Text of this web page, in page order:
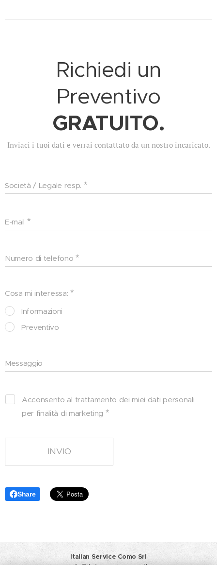
Richiedi un
Preventivo
GRATUITO.
Inviaci i tuoi dati e verrai contattato da un nostro incaricato.
Società / Legale resp.
E-mail
Numero di telefono
Cosa mi interessa:
Informazioni
Preventivo
Messaggio
Acconsento al trattamento dei miei dati personali
per finalità di marketing
INVIO
Share
Italian Service Como Srl